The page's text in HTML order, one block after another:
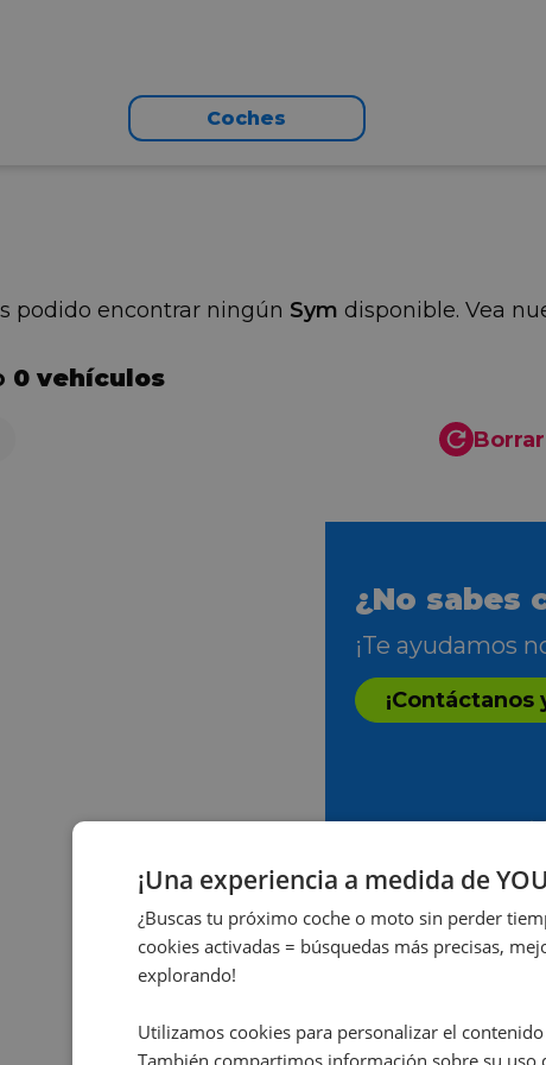
Coches
podido encontrar ningún Sym disponible. Vea
0 vehículos
¿No sabes
¡Te ayudamos
¡Contáctanos
¡Una experiencia a medida de
¿Buscas tu próximo coche o moto sin perder
cookies activadas = búsquedas más precisas,
explorando!
Utilizamos cookies para personalizar el
También compartimos información sobre su